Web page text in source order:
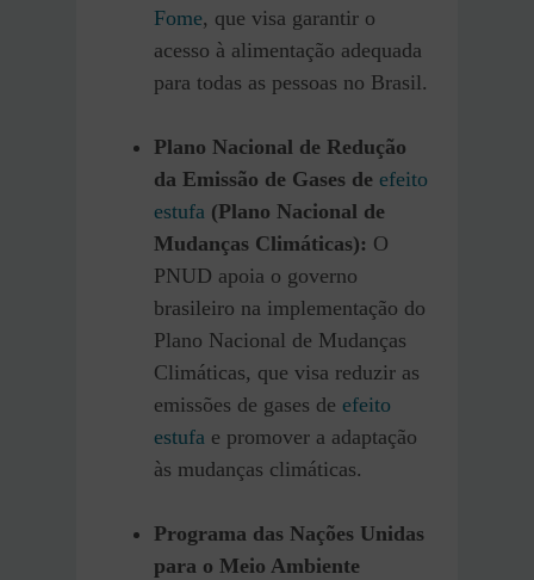
Fome, que visa garantir o
acesso à alimentação adequada
para todas as pessoas no Brasil.
Plano Nacional de Redução
da Emissão de Gases de efeito
estufa (Plano Nacional de
Mudanças Climáticas): O
PNUD apoia o governo
brasileiro na implementação do
Plano Nacional de Mudanças
Climáticas, que visa reduzir as
emissões de gases de efeito
estufa e promover a adaptação
às mudanças climáticas.
Programa das Nações Unidas
para o Meio Ambiente